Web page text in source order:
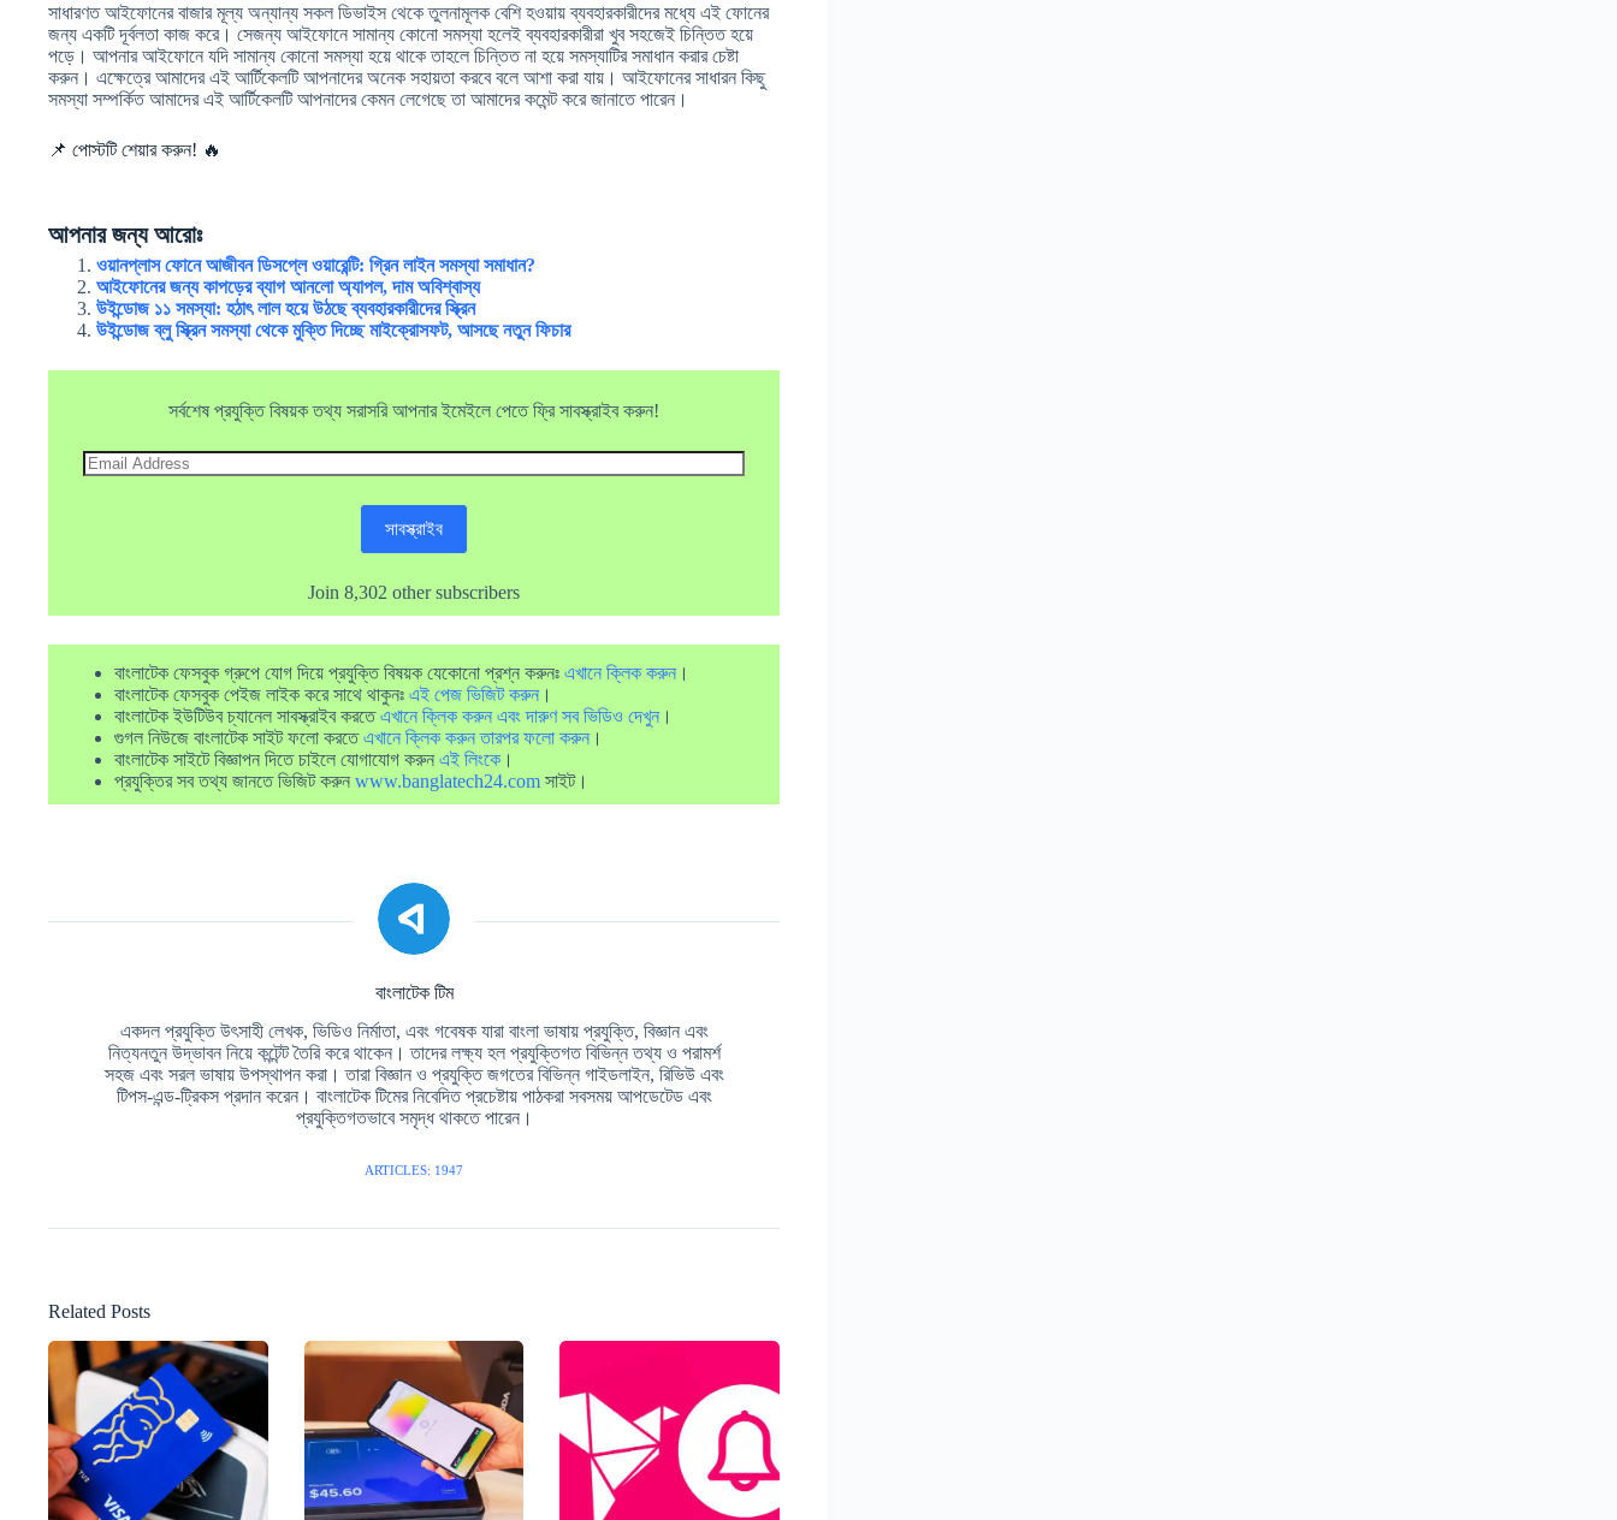
সাধারণত আইফোনের বাজার মূল্য অন্যান্য সকল ডিভাইস থেকে তুলনামূলক বেশি হওয়ায় ব্যবহারকারীদের মধ্যে এই ফোনের
জন্য একটি দূর্বলতা কাজ করে। সেজন্য আইফোনে সামান্য কোনো সমস্যা হলেই ব্যবহারকারীরা খুব সহজেই চিন্তিত হয়ে
পড়ে। আপনার আইফোনে যদি সামান্য কোনো সমস্যা হয়ে থাকে তাহলে চিন্তিত না হয়ে সমস্যাটির সমাধান করার চেষ্টা
করুন। এক্ষেত্রে আমাদের এই আর্টিকেলটি আপনাদের অনেক সহায়তা করবে বলে আশা করা যায়। আইফোনের সাধারন কিছু
সমস্যা সম্পর্কিত আমাদের এই আর্টিকেলটি আপনাদের কেমন লেগেছে তা আমাদের কমেন্ট করে জানাতে পারেন।
📌 পোস্টটি শেয়ার করুন! 🔥
আপনার জন্য আরোঃ
ওয়ানপ্লাস ফোনে আজীবন ডিসপ্লে ওয়ারেন্টি: গ্রিন লাইন সমস্যা সমাধান?
আইফোনের জন্য কাপড়ের ব্যাগ আনলো অ্যাপল, দাম অবিশ্বাস্য
উইন্ডোজ ১১ সমস্যা: হঠাৎ লাল হয়ে উঠছে ব্যবহারকারীদের স্ক্রিন
উইন্ডোজ ব্লু স্ক্রিন সমস্যা থেকে মুক্তি দিচ্ছে মাইক্রোসফট, আসছে নতুন ফিচার
সর্বশেষ প্রযুক্তি বিষয়ক তথ্য সরাসরি আপনার ইমেইলে পেতে ফ্রি সাবস্ক্রাইব করুন!
Email
Address
সাবস্ক্রাইব
Join 8,302 other subscribers
বাংলাটেক ফেসবুক গ্রুপে যোগ দিয়ে প্রযুক্তি বিষয়ক যেকোনো প্রশ্ন করুনঃ এখানে ক্লিক করুন ।
বাংলাটেক ফেসবুক পেইজ লাইক করে সাথে থাকুনঃ এই পেজ ভিজিট করুন ।
বাংলাটেক ইউটিউব চ্যানেল সাবস্ক্রাইব করতেএখানে ক্লিক করুন এবং দারুণ সব ভিডিও দেখুন ।
গুগল নিউজে বাংলাটেক সাইট ফলো করতেএখানে ক্লিক করুন তারপর ফলো করুন ।
বাংলাটেক সাইটে বিজ্ঞাপন দিতে চাইলে যোগাযোগ করুন এই লিংকে ।
প্রযুক্তির সব তথ্য জানতে ভিজিট করুন www.banglatech24.com সাইট।
বাংলাটেক টিম
একদল প্রযুক্তি উৎসাহী লেখক, ভিডিও নির্মাতা, এবং গবেষক যারা বাংলা ভাষায় প্রযুক্তি, বিজ্ঞান এবং
নিত্যনতুন উদ্ভাবন নিয়ে কন্টেন্ট তৈরি করে থাকেন। তাদের লক্ষ্য হল প্রযুক্তিগত বিভিন্ন তথ্য ও পরামর্শ
সহজ এবং সরল ভাষায় উপস্থাপন করা। তারা বিজ্ঞান ও প্রযুক্তি জগতের বিভিন্ন গাইডলাইন, রিভিউ এবং
টিপস-এন্ড-ট্রিকস প্রদান করেন। বাংলাটেক টিমের নিবেদিত প্রচেষ্টায় পাঠকরা সবসময় আপডেটেড এবং
প্রযুক্তিগতভাবে সমৃদ্ধ থাকতে পারেন।
ARTICLES: 1947
Related Posts